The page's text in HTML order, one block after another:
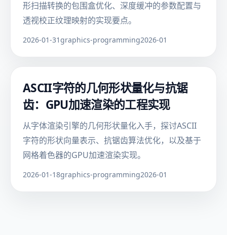
形扫描转换的包围盒优化、深度缓冲的参数配置与
透视校正纹理映射的实现要点。
2026-01-31graphics-programming2026-01
ASCII字符的几何形状量化与抗锯
齿：GPU加速渲染的工程实现
从字体渲染引擎的几何形状量化入手，探讨ASCII
字符的形状向量表示、抗锯齿算法优化，以及基于
网格着色器的GPU加速渲染实现。
2026-01-18graphics-programming2026-01